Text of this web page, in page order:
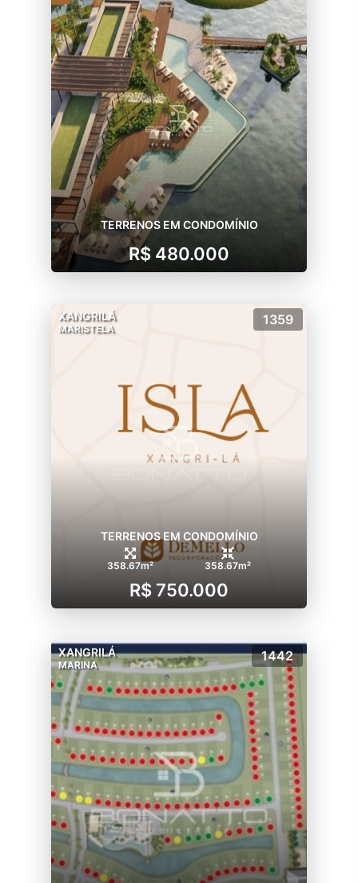
TERRENOS EM CONDOMÍNIO
R$ 480.000
XANGRILÁ
MARISTELA
1359
TERRENOS EM CONDOMÍNIO
358.67m² 358.67m²
R$ 750.000
XANGRILÁ
MARINA
1442